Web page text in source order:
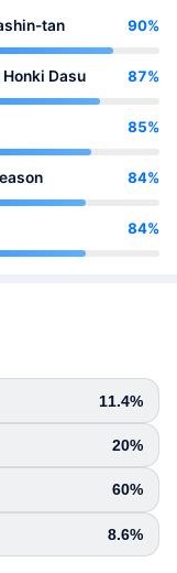
tan 90%
Dasu 87%
85%
84%
84%
11.4%
20%
60%
8.6%